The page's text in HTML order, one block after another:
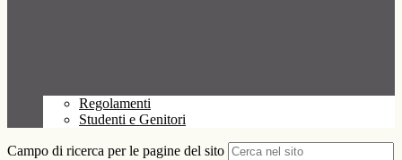
Regolamenti
Studenti e Genitori
Campo di ricerca per le pagine del sito